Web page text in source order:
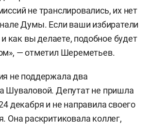
не транслировались, их нет
Думы. Если ваши избиратели
и как вы делаете, подобное будет
— отметил Шереметьев.
не поддержала два
Шуваловой. Депутат не пришла
декабря и не направила своего
Она раскритиковала коллег,